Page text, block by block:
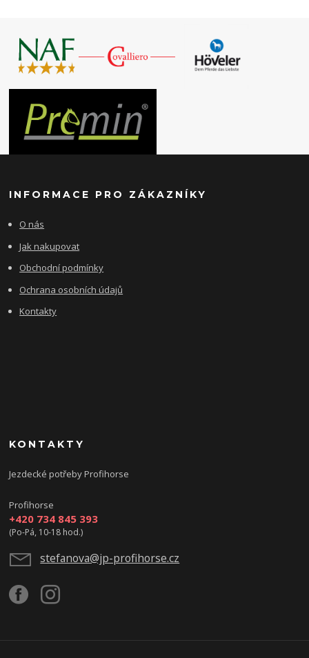
INFORMACE PRO ZÁKAZNÍKY
O nás
Jak nakupovat
Obchodní podmínky
Ochrana osobních údajů
Kontakty
KONTAKTY
Jezdecké potřeby Profihorse
Profihorse
+420 734 845 393
(Po-Pá, 10-18 hod.)
stefanova@jp-profihorse.cz